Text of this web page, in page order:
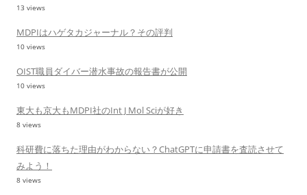
13 views
MDPIはハゲタカジャーナル？その評判
10 views
OIST職員ダイバー潜水事故の報告書が公開
10 views
東大も京大もMDPI社のInt J Mol Sciが好き
8 views
科研費に落ちた理由がわからない？ChatGPTに申請書を査読させて
みよう！
8 views